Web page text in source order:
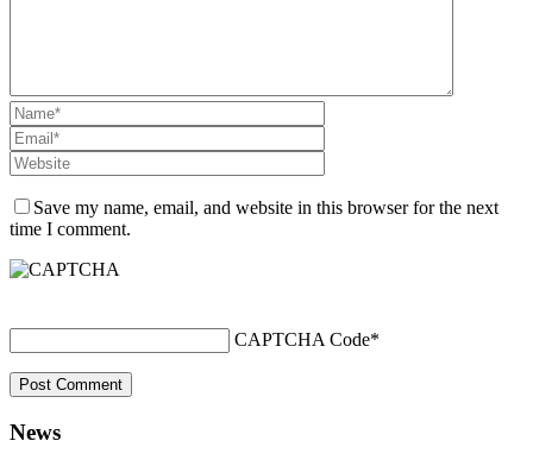
Save my name, email, and website in this browser for the next
time I comment.
CAPTCHA Code*
News